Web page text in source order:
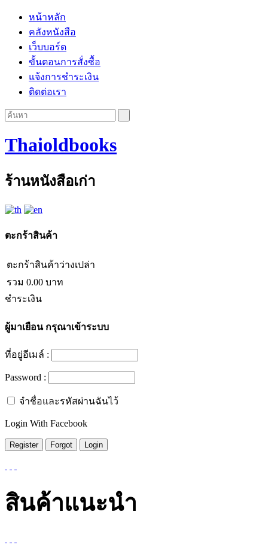
หน้าหลัก
คลังหนังสือ
เว็บบอร์ด
ขั้นตอนการสั่งซื้อ
แจ้งการชำระเงิน
ติดต่อเรา
Thaioldbooks
ร้านหนังสือเก่า
ตะกร้าสินค้า
ตะกร้าสินค้าว่างเปล่า
รวม 0.00 บาท
ชำระเงิน
ผู้มาเยือนกรุณาเข้าระบบ
ที่อยู่อีเมล์ :
Password :
จำชื่อและรหัสผ่านฉันไว้
Login With Facebook
สินค้าแนะนำ